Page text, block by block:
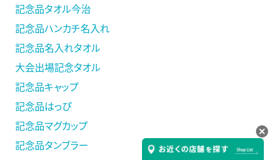
記念品タオル今治
記念品ハンカチ名入れ
記念品名入れタオル
大会出場記念タオル
記念品キャップ
記念品はっぴ
記念品マグカップ
記念品タンブラー